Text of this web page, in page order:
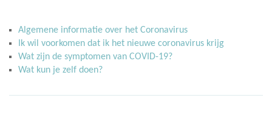
Algemene informatie over het Coronavirus
Ik wil voorkomen dat ik het nieuwe coronavirus krijg
Wat zijn de symptomen van COVID-19?
Wat kun je zelf doen?